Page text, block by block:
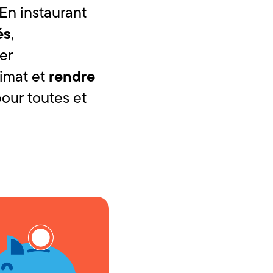
instaurant
,
etrendre
toutes et